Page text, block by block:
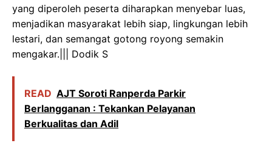
yang diperoleh peserta diharapkan menyebar luas,
menjadikan masyarakat lebih siap, lingkungan lebih
lestari, dan semangat gotong royong semakin
mengakar.||| Dodik S
READ AJT Soroti Ranperda Parkir
Berlangganan : Tekankan Pelayanan
Berkualitas dan Adil